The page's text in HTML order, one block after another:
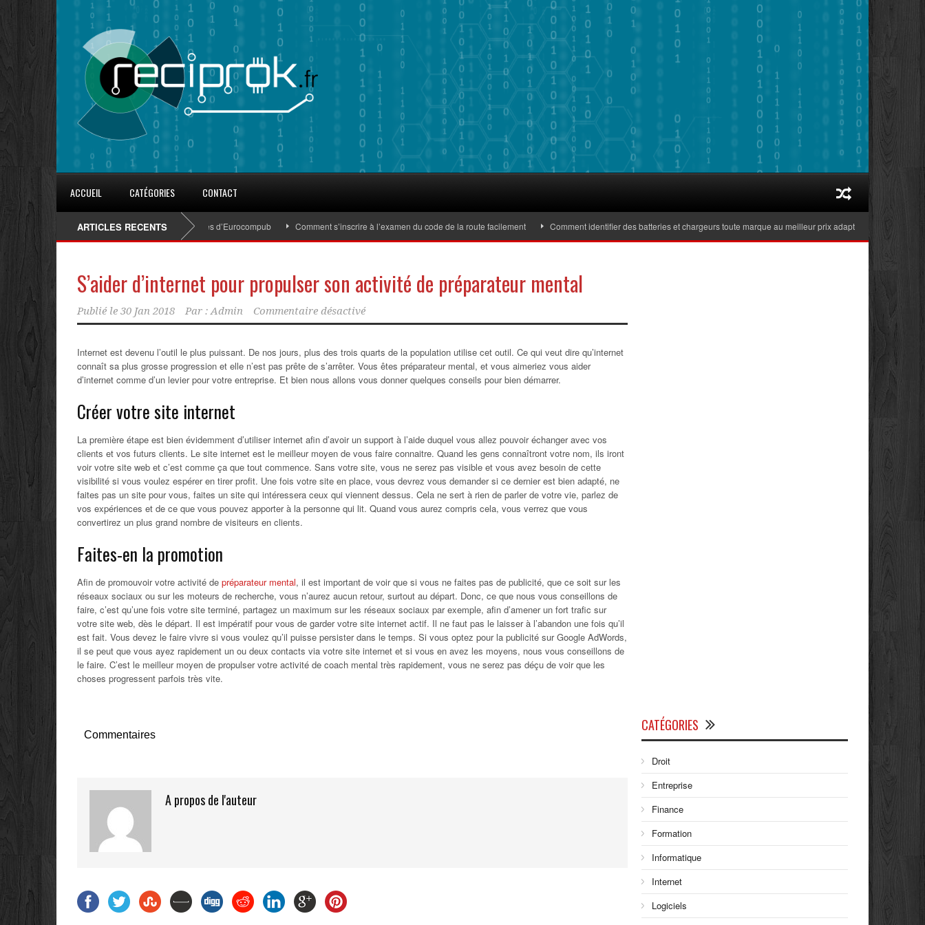
ACCUEIL CATÉGORIES CONTACT
ARTICLES RECENTS
8 conseils pour fidéliser avec les goodies d’Eurocompub Comment s’inscrire à l’examen du code de la route facilement Comment identifier des batteries et chargeurs toute marque au meilleur prix adaptés aux ordinateurs
S’aider d’internet pour propulser son activité de préparateur mental
Publié le 30 Jan 2018 Par : Admin Commentaire désactivé
Internet est devenu l’outil le plus puissant. De nos jours, plus des trois quarts de la population utilise cet outil. Ce qui veut dire qu’internet
connaît sa plus grosse progression et elle n’est pas prête de s’arrêter. Vous êtes préparateur mental, et vous aimeriez vous aider
d’internet comme d’un levier pour votre entreprise. Et bien nous allons vous donner quelques conseils pour bien démarrer.
Créer votre site internet
La première étape est bien évidemment d’utiliser internet afin d’avoir un support à l’aide duquel vous allez pouvoir échanger avec vos
clients et vos futurs clients. Le site internet est le meilleur moyen de vous faire connaitre. Quand les gens connaîtront votre nom, ils iront
voir votre site web et c’est comme ça que tout commence. Sans votre site, vous ne serez pas visible et vous avez besoin de cette
visibilité si vous voulez espérer en tirer profit. Une fois votre site en place, vous devrez vous demander si ce dernier est bien adapté, ne
faites pas un site pour vous, faites un site qui intéressera ceux qui viennent dessus. Cela ne sert à rien de parler de votre vie, parlez de
vos expériences et de ce que vous pouvez apporter à la personne qui lit. Quand vous aurez compris cela, vous verrez que vous
convertirez un plus grand nombre de visiteurs en clients.
Faites-en la promotion
Afin de promouvoir votre activité de préparateur mental, il est important de voir que si vous ne faites pas de publicité, que ce soit sur les
réseaux sociaux ou sur les moteurs de recherche, vous n’aurez aucun retour, surtout au départ. Donc, ce que nous vous conseillons de
faire, c’est qu’une fois votre site terminé, partagez un maximum sur les réseaux sociaux par exemple, afin d’amener un fort trafic sur
votre site web, dès le départ. Il est impératif pour vous de garder votre site internet actif. Il ne faut pas le laisser à l’abandon une fois qu’il
est fait. Vous devez le faire vivre si vous voulez qu’il puisse persister dans le temps. Si vous optez pour la publicité sur Google AdWords,
il se peut que vous ayez rapidement un ou deux contacts via votre site internet et si vous en avez les moyens, nous vous conseillons de
le faire. C’est le meilleur moyen de propulser votre activité de coach mental très rapidement, vous ne serez pas déçu de voir que les
choses progressent parfois très vite.
Commentaires
A propos de l'auteur
CATÉGORIES
Droit
Entreprise
Finance
Formation
Informatique
Internet
Logiciels